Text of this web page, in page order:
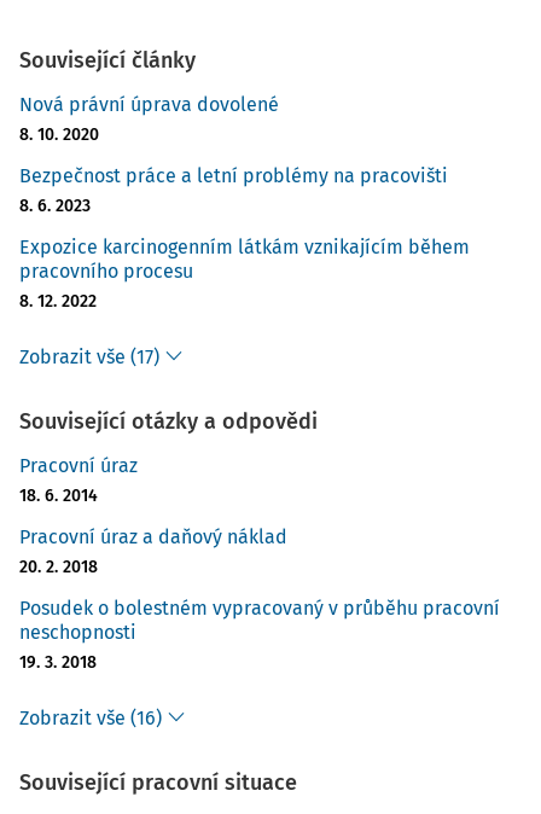
Související články
Nová právní úprava dovolené
8. 10. 2020
Bezpečnost práce a letní problémy na pracovišti
8. 6. 2023
Expozice karcinogenním látkám vznikajícím během
pracovního procesu
8. 12. 2022
Zobrazit vše (17)
Související otázky a odpovědi
Pracovní úraz
18. 6. 2014
Pracovní úraz a daňový náklad
20. 2. 2018
Posudek o bolestném vypracovaný v průběhu pracovní
neschopnosti
19. 3. 2018
Zobrazit vše (16)
Související pracovní situace